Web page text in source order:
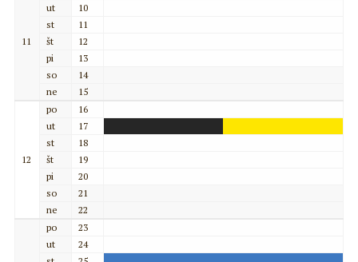
11
ut
10
st
11
št
12
pi
13
so
14
ne
15
12
po
16
ut
17
st
18
št
19
pi
20
so
21
ne
22
po
23
ut
24